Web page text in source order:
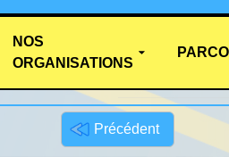
NOS
ORGANISATIONS
Précédent